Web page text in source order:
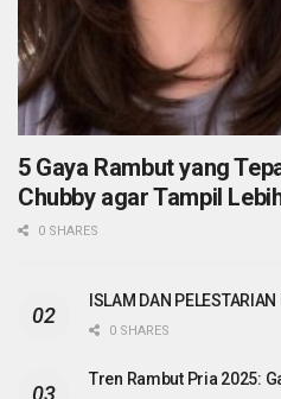
5 Gaya Rambut yang
Chubby agar Tampil
0 SHARES
ISLAM DAN
0 SHARES
Tren Rambut Pria 2025: